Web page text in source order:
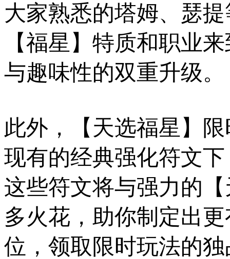
大家熟悉的塔姆、瑟
【福星】特质和职业
与趣味性的双重升级。
此外，【天选福星】
现有的经典强化符文
这些符文将与强力的
多火花，助你制定出
位，领取限时玩法的